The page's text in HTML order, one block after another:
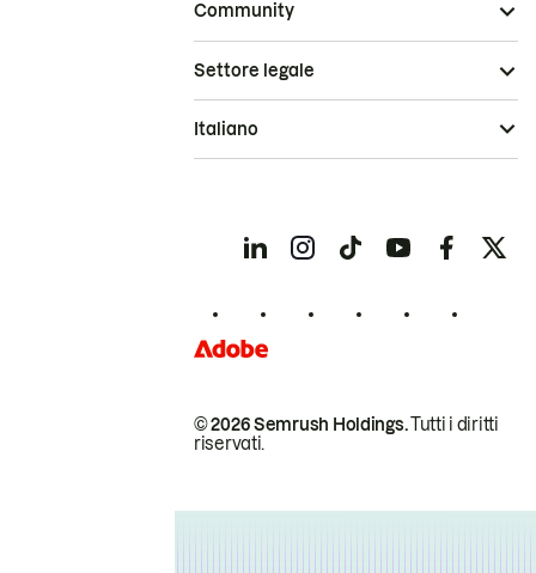
Community
© 2026 Semrush Holdings.Tutti i diritti
riservati.
Settore legale
Italiano